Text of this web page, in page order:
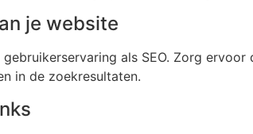
je website
als SEO. Zorg
in de zoekresultaten.